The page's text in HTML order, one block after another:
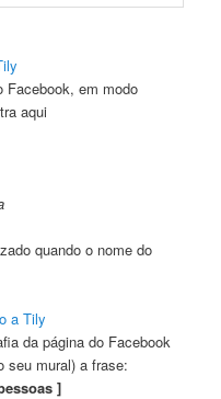
Facebook, em modo
aqui
quando o nome do
a Tily
da página do Facebook
seu mural) a frase:
]